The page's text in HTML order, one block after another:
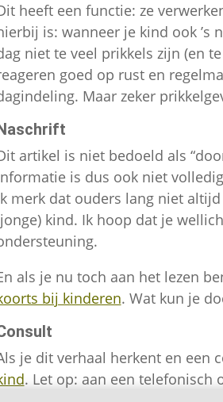
heeft een functie: ze
is: wanneer je kind ook ’s
niet te veel prikkels zijn (en
goed op rust en
Maar zeker
artikel is niet bedoeld als
is dus ook niet
merk dat ouders lang niet
kind. Ik hoop dat je
als je nu toch aan het lezen
bij kinderen. Wat kun je
je dit verhaal herkent en een
. Let op: aan een telefonisch